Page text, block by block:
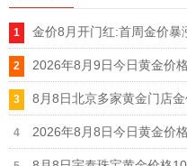
2026年8月9日今日黄金价
2026年8月8日今日黄金价